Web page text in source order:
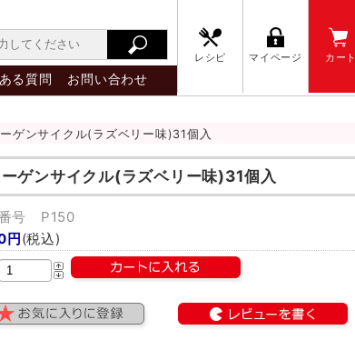
る質問 お問い合わせ
レシピ マイページ カート
ゲンサイクル(ラズベリー味)31個入
ゲンサイクル(ラズベリー味)31個入
号 P150
円(税込)